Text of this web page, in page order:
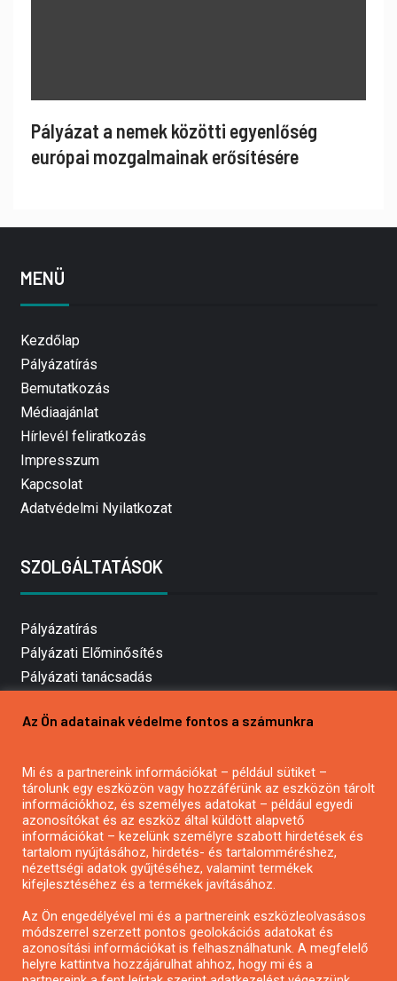
Pályázat a nemek közötti egyenlőség
európai mozgalmainak erősítésére
MENÜ
Kezdőlap
Pályázatírás
Bemutatkozás
Médiaajánlat
Hírlevél feliratkozás
Impresszum
Kapcsolat
Adatvédelmi Nyilatkozat
SZOLGÁLTATÁSOK
Pályázatírás
Pályázati Előminősítés
Pályázati tanácsadás
Mezőgazdasági pályázatírás
Pályázatírás civil szervezeteknek
Pályázatírás önkormányzatoknak
Pályázatfigyelés
Specifikus pályázatfigyelés vagy hírlevél
Pályázatok magánszemélyeknek
Az Ön adatainak védelme fontos a számunkra
Mi és a partnereink információkat – például sütiket –
tárolunk egy eszközön vagy hozzáférünk az eszközön tárolt
információkhoz, és személyes adatokat – például egyedi
azonosítókat és az eszköz által küldött alapvető
információkat – kezelünk személyre szabott hirdetések és
tartalom nyújtásához, hirdetés- és tartalomméréshez,
nézettségi adatok gyűjtéséhez, valamint termékek
kifejlesztéséhez és a termékek javításához.
Az Ön engedélyével mi és a partnereink eszközleolvasásos
módszerrel szerzett pontos geolokációs adatokat és
azonosítási információkat is felhasználhatunk. A megfelelő
helyre kattintva hozzájárulhat ahhoz, hogy mi és a